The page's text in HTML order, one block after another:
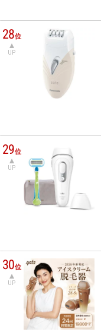
28位
UP
29位
UP
30位
UP